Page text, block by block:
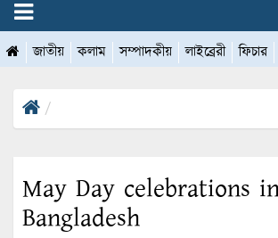
জাতীয় কলাম সম্পাদকীয় লাইব্রেরী ফিচার
May Day celebrations
Bangladesh